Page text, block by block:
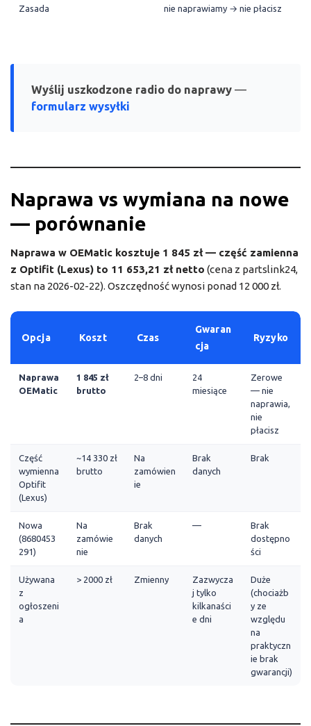
Zasada nie naprawiamy → nie płacisz
Wyślij uszkodzone radio do naprawy —
formularz wysyłki
Naprawa vs wymiana na nowe
— porównanie
Naprawa w OEMatic kosztuje 1 845 zł — część zamienna
z Optifit (Lexus) to 11 653,21 zł netto (cena z partslink24,
stan na 2026-02-22). Oszczędność wynosi ponad 12 000 zł.
Opcja Koszt Czas
Gwaran
cja
Ryzyko
Naprawa
OEMatic
1 845 zł
brutto
2–8 dni
24
miesiące
Zerowe
— nie
naprawia,
nie
płacisz
Część
wymienna
Optifit
(Lexus)
~14 330 zł
brutto
Na
zamówien
ie
Brak
danych
Brak
Nowa
(8680453
291)
Na
zamówie
nie
Brak
danych
—
Brak
dostępno
ści
Używana
z
ogłoszeni
a
> 2000 zł Zmienny
Zazwycza
j tylko
kilkanaści
e dni
Duże
(chociażb
y ze
względu
na
praktyczn
ie brak
gwarancji)